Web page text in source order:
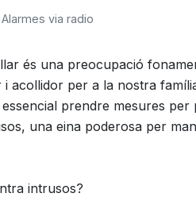
Alarmes via radio
és una preocupació
i acollidor per a la nostra
prendre mesures
una eina poderosa per
intrusos?